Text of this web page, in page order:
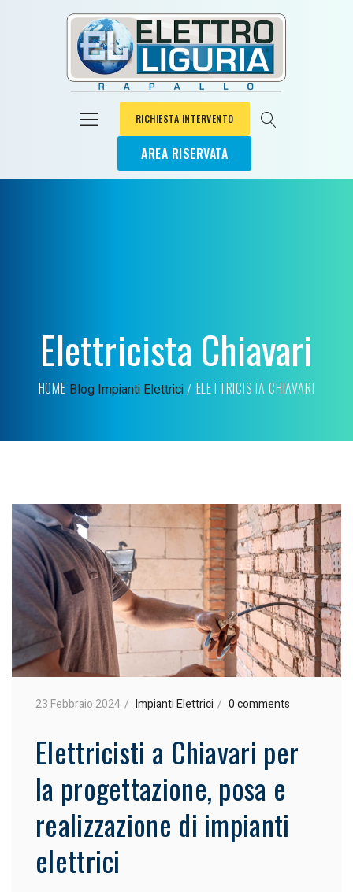
RICHIESTA INTERVENTO
AREA RISERVATA
Elettricista Chiavari
HOME Blog Impianti Elettrici ELETTRICISTA CHIAVARI
23 Febbraio 2024 Impianti Elettrici 0 comments
Elettricisti a Chiavari per
la progettazione, posa e
realizzazione di impianti
elettrici